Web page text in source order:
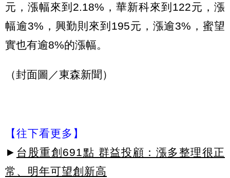
元，漲幅來到2.18%，華新科來到122元，漲
幅逾3%，興勤則來到195元，漲逾3%，蜜望
實也有逾8%的漲幅。
（封面圖／東森新聞）
【往下看更多】
► 台股重創691點 群益投顧：漲多整理很正
常、明年可望創新高